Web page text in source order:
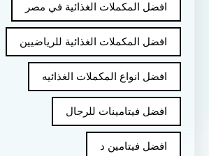
افضل المكملات الغذائية في مصر
افضل المكملات الغذائية للرياضيين
افضل انواع المكملات الغذائيه
افضل فيتامينات للرجال
افضل فيتامين د